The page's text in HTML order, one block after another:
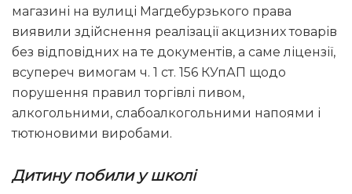
магазині на вулиці Магдебурзького права
виявили здійснення реалізації акцизних товарів
без відповідних на те документів, а саме ліцензії,
всупереч вимогам ч. 1 ст. 156 КУпАП щодо
порушення правил торгівлі пивом,
алкогольними, слабоалкогольними напоями і
тютюновими виробами.
Дитину побили у школі